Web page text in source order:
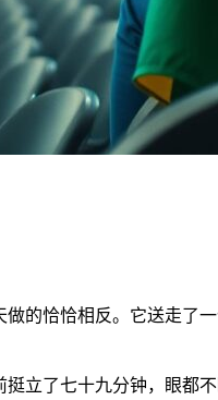
的恰恰相反。它送走
挺立了七十九分钟，眼都